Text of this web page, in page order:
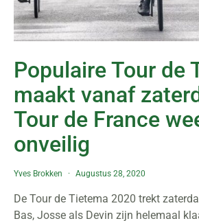
Populaire Tour de
maakt vanaf
Tour de France
onveilig
Yves Brokken Augustus 28, 2020
De Tour de Tietema 2020 trekt
Bas, Josse als Devin zijn helemaal